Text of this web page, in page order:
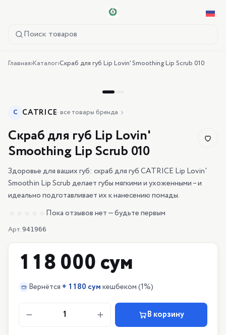
Поиск товаров
Главная›Каталог›Скраб для губ Lip Lovin' Smoothing Lip Scrub 010
C CATRICE· все товары бренда
Скраб для губ Lip Lovin'
Smoothing Lip Scrub 010
Здоровье для ваших губ: скраб для губ CATRICE Lip Lovin'
Smoothin Lip Scrub делает губы мягкими и ухоженными – и
идеально подготавливает их к нанесению помады.
Пока отзывов нет — будьте первым
Арт. 941966
118 000 сум
Вернётся + 1180 сумкешбеком(1%)
1 В корзину